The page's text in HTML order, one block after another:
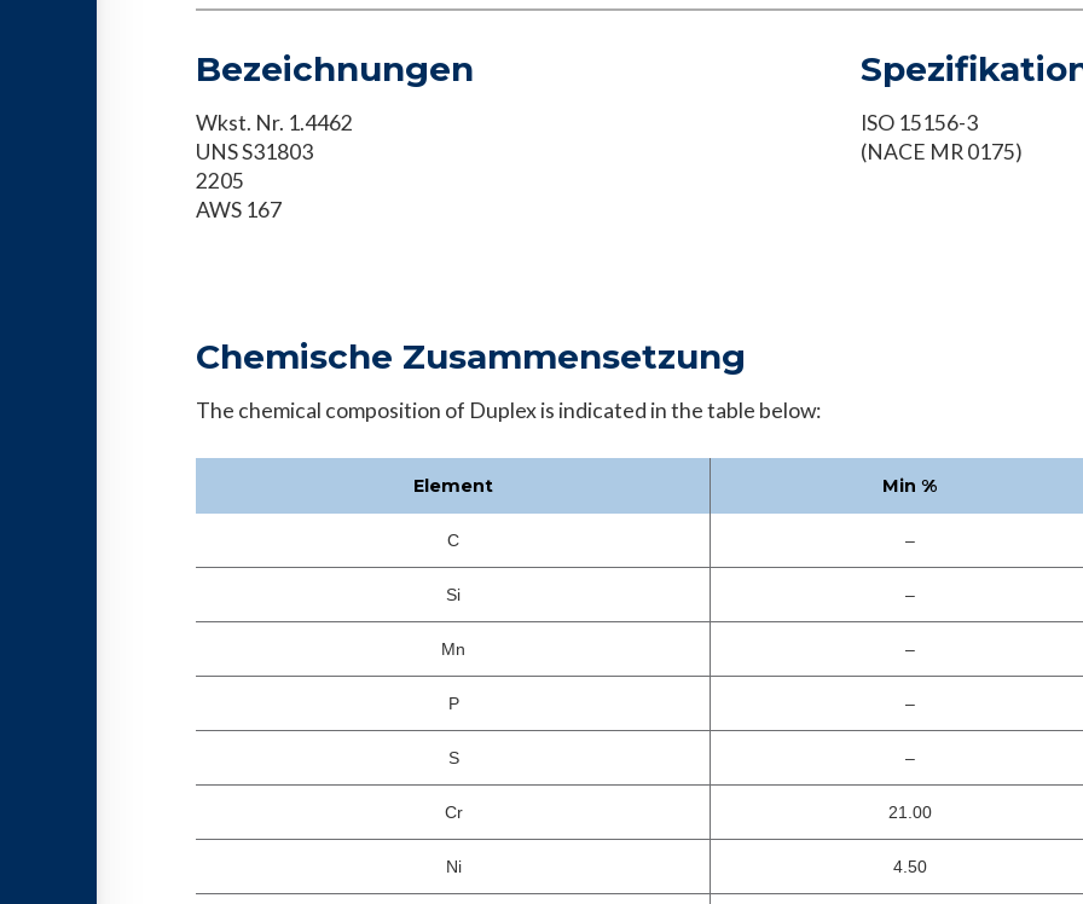
Bezeichnungen
Wkst. Nr. 1.4462
UNS S31803
2205
AWS 167
ISO 15156-3
(NACE MR 0175)
Chemische Zusammensetzung
The chemical composition of Duplex is indicated in the table below:
Element Min %
C –
Si –
Mn –
P –
S –
Cr 21.00
Ni 4.50